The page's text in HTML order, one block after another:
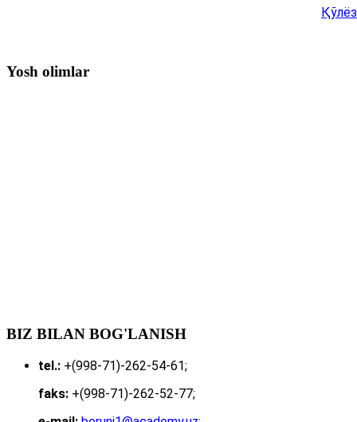
Yosh olimlar
BIZ BILAN BOG'LANISH
tel.: +(998-71)-262-54-61;
faks: +(998-71)-262-52-77;